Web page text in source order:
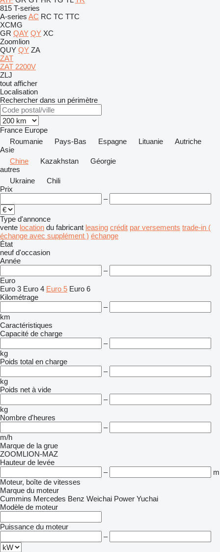
815 T-series
A-series AC RC TC TTC
XCMG
GR QAY QY XC
Zoomlion
QUY QY ZA
ZAT
ZAT 2200V
ZLJ
tout afficher
Localisation
Rechercher dans un périmètre
France Europe
Roumanie
Pays-Bas Espagne Lituanie
Autriche
Asie
Chine
Kazakhstan
Géorgie
autres
Ukraine
Chili
Prix
–
Type d'annonce
vente location du fabricant leasing crédit par versements trade-in (
échange avec supplément ) échange
État
neuf d'occasion
Année
–
Euro
Euro 3 Euro 4 Euro 5 Euro 6
Kilométrage
–
km
Caractéristiques
Capacité de charge
–
kg
Poids total en charge
–
kg
Poids net à vide
–
kg
Nombre d'heures
–
m/h
Marque de la grue
ZOOMLION-MAZ
Hauteur de levée
–
m
Moteur, boîte de vitesses
Marque du moteur
Cummins Mercedes Benz Weichai Power Yuchai
Modèle de moteur
Puissance du moteur
–